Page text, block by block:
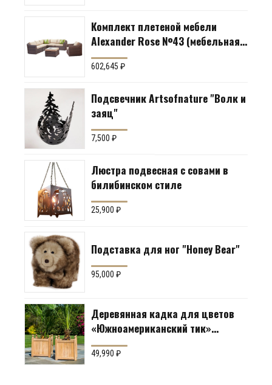
Комплект плетеной мебели
Alexander Rose №43 (мебельная
группа для гостиной или
террасы)
602,645₽
Подсвечник Artsofnature "Волк и
заяц"
7,500₽
Люстра подвесная с совами в
билибинском стиле
25,900₽
Подставка для ног "Honey Bear"
95,000₽
Деревянная кадка для цветов
«Южноамериканский тик»
Производство: Англия
49,990₽